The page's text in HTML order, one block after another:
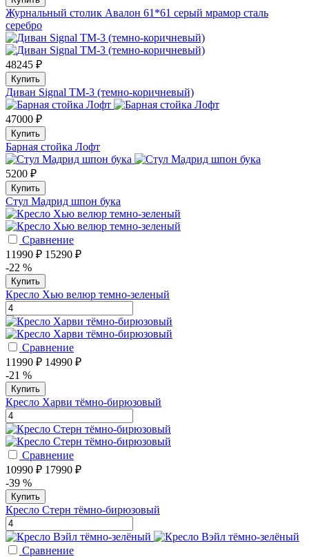
Журнальный столик Авалон 61*61 серый мрамор сталь
серебро
48245 ₽
Купить
Диван Signal TM-3 (темно-коричневый)
47000 ₽
Купить
Барная стойка Лофт
5200 ₽
Купить
Стул Мадрид шпон бука
Сравнение
11990 ₽ 15290 ₽
-22 %
Купить
Кресло Хью велюр темно-зеленый
Сравнение
11990 ₽ 14990 ₽
-21 %
Купить
Кресло Харви тёмно-бирюзовый
Сравнение
10990 ₽ 17990 ₽
-39 %
Купить
Кресло Стерн тёмно-бирюзовый
Сравнение